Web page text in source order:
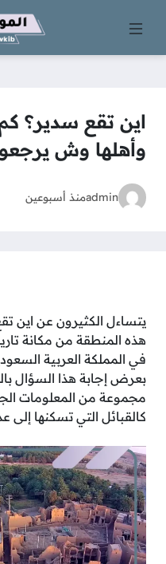
اين تقع سدير؟
وأهلها وش
adminمنذ أسبوعين
يتساءل الكثيرون عن اين
هذه المنطقة من مكانة
في المملكة العربية
بعرض إجابة هذا السؤال
مجموعة من المعلومات
كالقبائل التي تسكنها